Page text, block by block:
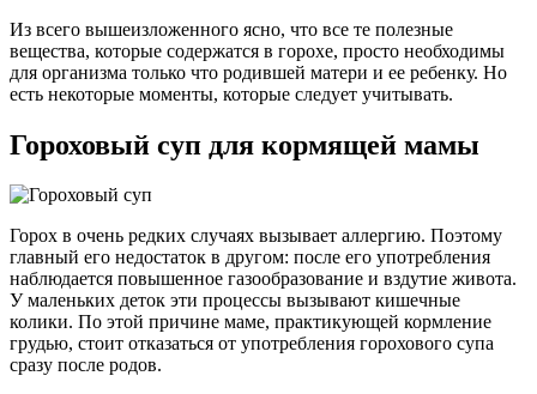
Из всего вышеизложенного ясно, что все те полезные
вещества, которые содержатся в горохе, просто необходимы
для организма только что родившей матери и ее ребенку. Но
есть некоторые моменты, которые следует учитывать.
Гороховый суп для кормящей мамы
Горох в очень редких случаях вызывает аллергию. Поэтому
главный его недостаток в другом: после его употребления
наблюдается повышенное газообразование и вздутие живота.
У маленьких деток эти процессы вызывают кишечные
колики. По этой причине маме, практикующей кормление
грудью, стоит отказаться от употребления горохового супа
сразу после родов.